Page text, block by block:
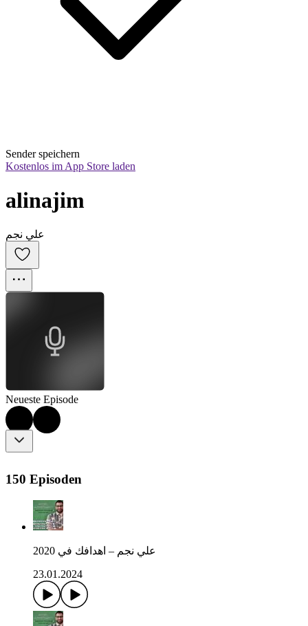
Sender speichern
Kostenlos im App Store laden
alinajim
علي نجم
Neueste Episode
150 Episoden
علي نجم – اهدافك في 2020
23.01.2024